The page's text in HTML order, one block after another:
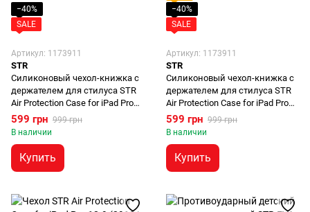
−40%
SALE
Артикул: 1173911
STR
Силиконовый чехол-книжка с
держателем для стилуса STR
Air Protection Case for iPad Pro
11 (2018 | 2020 | 2021 | 2022) -
Dark Green
599 грн 999 грн
В наличии
Купить
−40%
SALE
Артикул: 1173911
STR
Силиконовый чехол-книжка с
держателем для стилуса STR
Air Protection Case for iPad Pro
11 (2018 | 2020 | 2021 | 2022) -
Lavender
599 грн 999 грн
В наличии
Купить